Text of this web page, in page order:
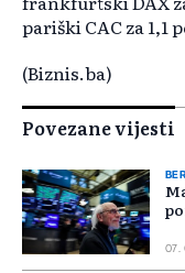
pariški CAC za 1,1
(Biznis.ba)
Povezane vijesti
07.